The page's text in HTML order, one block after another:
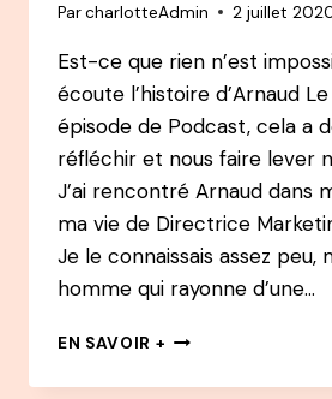
ParcharlotteAdmin 2 juillet
Est-ce que rien n’est
écoute l’histoire d’Arnaud
épisode de Podcast, cela a
réfléchir et nous faire lever
J’ai rencontré Arnaud dans
ma vie de Directrice
Je le connaissais assez peu,
homme qui rayonne d’une…
EN SAVOIR + 21
–